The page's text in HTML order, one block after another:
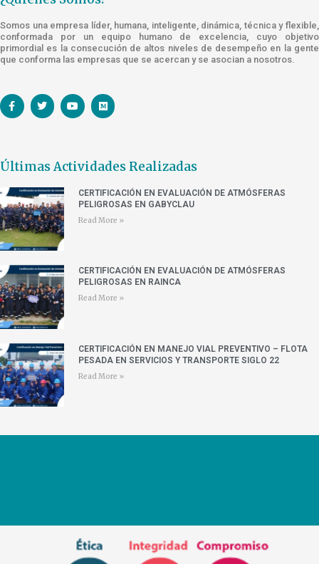
Somos una empresa líder, humana, inteligente, dinámica, técnica y flexible,
conformada por un equipo humano de excelencia, cuyo objetivo
primordial es la consecución de altos niveles de desempeño en la gente
que conforma las empresas que se acercan y se asocian a nosotros.
Últimas Actividades Realizadas
CERTIFICACIÓN EN EVALUACIÓN DE ATMÓSFERAS
PELIGROSAS EN GABYCLAU
Read More »
CERTIFICACIÓN EN EVALUACIÓN DE ATMÓSFERAS
PELIGROSAS EN RAINCA
Read More »
CERTIFICACIÓN EN MANEJO VIAL PREVENTIVO – FLOTA
PESADA EN SERVICIOS Y TRANSPORTE SIGLO 22
Read More »